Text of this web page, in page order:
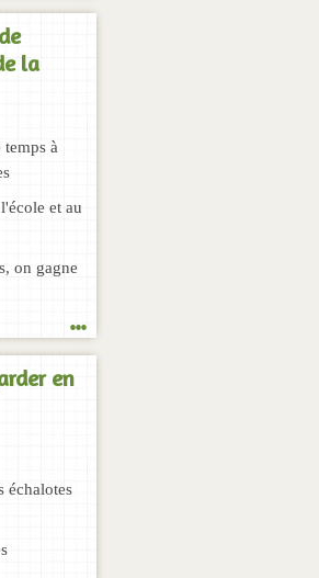
la
à
et au
on gagne
...
en
échalotes